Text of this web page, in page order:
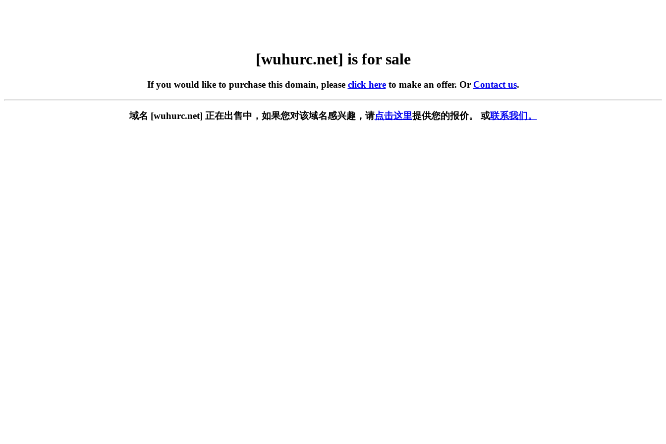
[wuhurc.net] is for sale
If you would like to purchase this domain, please click hereto make an offer. Or Contact us.
域名 [wuhurc.net] 正在出售中，如果您对该域名感兴趣，请点击这里提供您的报价。 或联系我们。